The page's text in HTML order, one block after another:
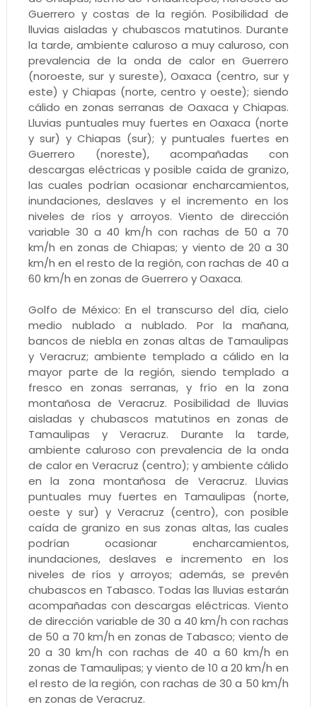
Guerrero y costas de la región. Posibilidad de
lluvias aisladas y chubascos matutinos. Durante
la tarde, ambiente caluroso a muy caluroso, con
prevalencia de la onda de calor en Guerrero
(noroeste, sur y sureste), Oaxaca (centro, sur y
este) y Chiapas (norte, centro y oeste); siendo
cálido en zonas serranas de Oaxaca y Chiapas.
Lluvias puntuales muy fuertes en Oaxaca (norte
y sur) y Chiapas (sur); y puntuales fuertes en
Guerrero (noreste), acompañadas con
descargas eléctricas y posible caída de granizo,
las cuales podrían ocasionar encharcamientos,
inundaciones, deslaves y el incremento en los
niveles de ríos y arroyos. Viento de dirección
variable 30 a 40 km/h con rachas de 50 a 70
km/h en zonas de Chiapas; y viento de 20 a 30
km/h en el resto de la región, con rachas de 40 a
60 km/h en zonas de Guerrero y Oaxaca.
Golfo de México: En el transcurso del día, cielo
medio nublado a nublado. Por la mañana,
bancos de niebla en zonas altas de Tamaulipas
y Veracruz; ambiente templado a cálido en la
mayor parte de la región, siendo templado a
fresco en zonas serranas, y frío en la zona
montañosa de Veracruz. Posibilidad de lluvias
aisladas y chubascos matutinos en zonas de
Tamaulipas y Veracruz. Durante la tarde,
ambiente caluroso con prevalencia de la onda
de calor en Veracruz (centro); y ambiente cálido
en la zona montañosa de Veracruz. Lluvias
puntuales muy fuertes en Tamaulipas (norte,
oeste y sur) y Veracruz (centro), con posible
caída de granizo en sus zonas altas, las cuales
podrían ocasionar encharcamientos,
inundaciones, deslaves e incremento en los
niveles de ríos y arroyos; además, se prevén
chubascos en Tabasco. Todas las lluvias estarán
acompañadas con descargas eléctricas. Viento
de dirección variable de 30 a 40 km/h con rachas
de 50 a 70 km/h en zonas de Tabasco; viento de
20 a 30 km/h con rachas de 40 a 60 km/h en
zonas de Tamaulipas; y viento de 10 a 20 km/h en
el resto de la región, con rachas de 30 a 50 km/h
en zonas de Veracruz.